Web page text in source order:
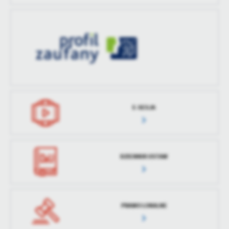
E-SESJA
DZIENNIK USTAW
PRAWO LOKALNE